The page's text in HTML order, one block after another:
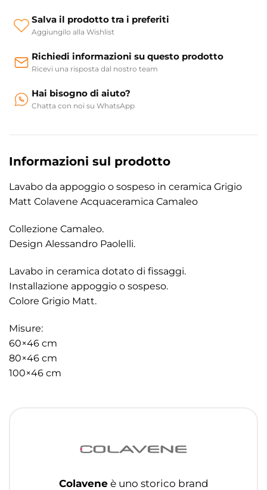
Salva il prodotto tra i preferiti
Aggiungilo alla Wishlist
Richiedi informazioni su questo prodotto
Ricevi una risposta dal nostro team
Hai bisogno di aiuto?
Chatta con noi su WhatsApp
Informazioni sul prodotto
Lavabo da appoggio o sospeso in ceramica Grigio
Matt Colavene Acquaceramica Camaleo
Collezione Camaleo.
Design Alessandro Paolelli.
Lavabo in ceramica dotato di fissaggi.
Installazione appoggio o sospeso.
Colore Grigio Matt.
Misure:
60×46 cm
80×46 cm
100×46 cm
Colaveneè uno storico brand